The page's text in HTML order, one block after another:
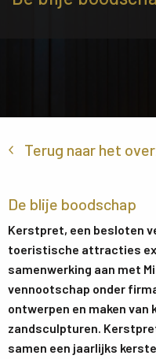
Terug naar het
De blije boodschap
Kerstpret, een besloten
toeristische attracties
samenwerking aan met
vennootschap onder
ontwerpen en maken
zandsculpturen.
samen een jaarlijks